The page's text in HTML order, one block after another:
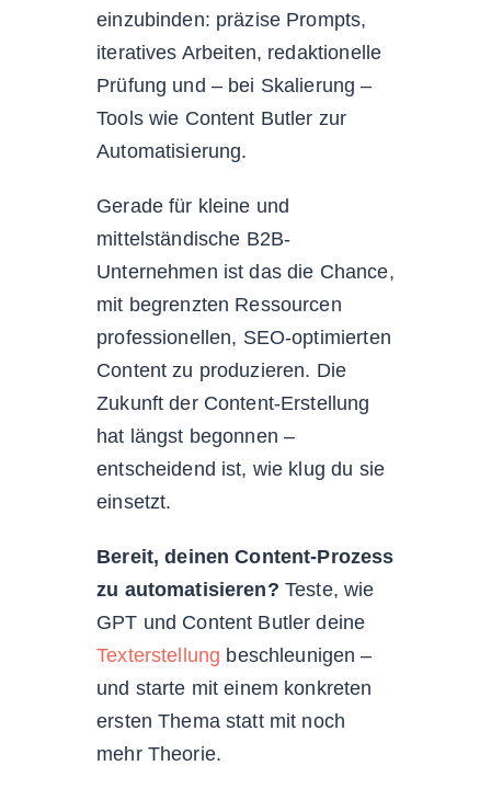
einzubinden: präzise Prompts,
iteratives Arbeiten, redaktionelle
Prüfung und – bei Skalierung –
Tools wie Content Butler zur
Automatisierung.
Gerade für kleine und
mittelständische B2B-
Unternehmen ist das die Chance,
mit begrenzten Ressourcen
professionellen, SEO-optimierten
Content zu produzieren. Die
Zukunft der Content-Erstellung
hat längst begonnen –
entscheidend ist, wie klug du sie
einsetzt.
Bereit, deinen Content-Prozess
zu automatisieren? Teste, wie
GPT und Content Butler deine
Texterstellung beschleunigen –
und starte mit einem konkreten
ersten Thema statt mit noch
mehr Theorie.